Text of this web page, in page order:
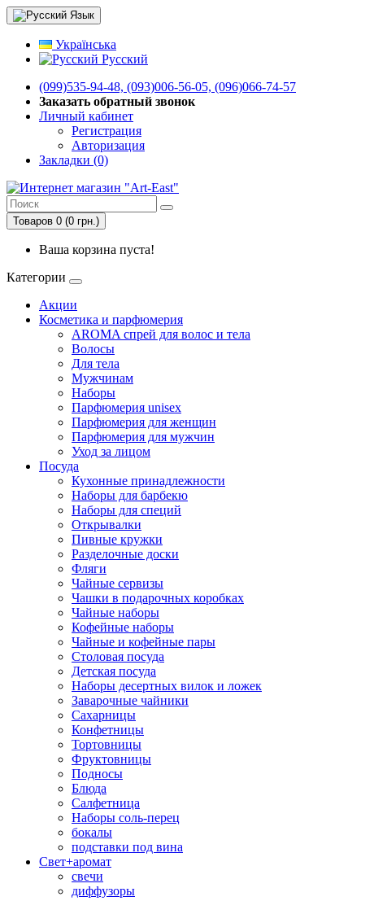
Язык
Українська
Русский
(099)535-94-48, (093)006-56-05, (096)066-74-57
Заказать обратный звонок
Личный кабинет
Регистрация
Авторизация
Закладки (0)
Товаров 0 (0 грн.)
Ваша корзина пуста!
Категории
Акции
Косметика и парфюмерия
AROMA спрей для волос и тела
Волосы
Для тела
Мужчинам
Наборы
Парфюмерия unisex
Парфюмерия для женщин
Парфюмерия для мужчин
Уход за лицом
Посуда
Кухонные принадлежности
Наборы для барбекю
Наборы для специй
Открывалки
Пивные кружки
Разделочные доски
Фляги
Чайные сервизы
Чашки в подарочных коробках
Чайные наборы
Кофейные наборы
Чайные и кофейные пары
Столовая посуда
Детская посуда
Наборы десертных вилок и ложек
Заварочные чайники
Сахарницы
Конфетницы
Тортовницы
Фруктовницы
Подносы
Блюда
Салфетница
Наборы соль-перец
бокалы
подставки под вина
Свет+аромат
свечи
диффузоры